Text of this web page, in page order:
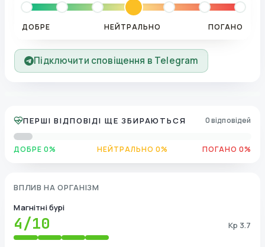
ДОБРЕ НЕЙТРАЛЬНО ПОГАНО
Підключити сповіщення в Telegram
ПЕРШІ ВІДПОВІДІ ЩЕ ЗБИРАЮТЬСЯ 0 відповідей
ДОБРЕ 0% НЕЙТРАЛЬНО 0% ПОГАНО 0%
ВПЛИВ НА ОРГАНІЗМ
Магнітні бурі
4/10 Kp 3.7